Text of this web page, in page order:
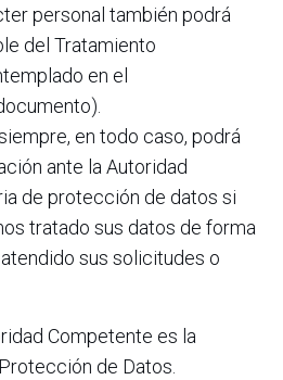
personal también podrá
del Tratamiento
en el
en todo caso, podrá
ante la Autoridad
de protección de datos si
tratado sus datos de forma
sus solicitudes o
Competente es la
de Datos.